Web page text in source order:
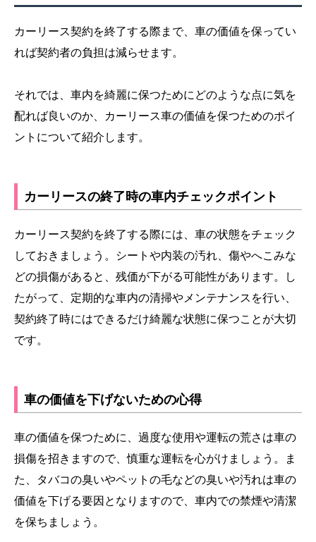
カーリース契約を終了する際まで、車の価値を保ってい
れば契約者の負担は減らせます。
それでは、車内を綺麗に保つためにどのような点に気を
配れば良いのか、カーリース車の価値を保つためのポイ
ントについて紹介します。
カーリースの終了時の車内チェックポイント
カーリース契約を終了する際には、車の状態をチェック
しておきましょう。シートや内装の汚れ、傷やへこみな
どの損傷があると、残価が下がる可能性があります。し
たがって、定期的な車内の清掃やメンテナンスを行い、
契約終了時にはできるだけ綺麗な状態に保つことが大切
です。
車の価値を下げないための心得
車の価値を保つために、過度な使用や運転の荒さは車の
損傷を招きますので、慎重な運転を心がけましょう。ま
た、タバコの臭いやペットの毛などの臭いや汚れは車の
価値を下げる要因となりますので、車内での禁煙や清潔
を保ちましょう。